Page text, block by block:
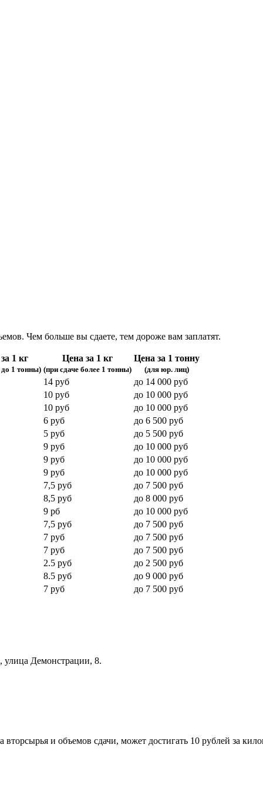
Чем больше вы сдаете, тем дороже вам заплатят.
1 кг
до 1 тонны)
Цена за 1 кг
(при сдаче более 1 тонны)
Цена за 1 тонну
(для юр. лиц)
14 руб
до 14 000 руб
10 руб
до 10 000 руб
10 руб
до 10 000 руб
6 руб
до 6 500 руб
5 руб
до 5 500 руб
9 руб
до 10 000 руб
9 руб
до 10 000 руб
9 руб
до 10 000 руб
7,5 руб
до 7 500 руб
8,5 руб
до 8 000 руб
9 рб
до 10 000 руб
7,5 руб
до 7 500 руб
7 руб
до 7 500 руб
7 руб
до 7 500 руб
2.5 руб
до 2 500 руб
8.5 руб
до 9 000 руб
7 руб
до 7 500 руб
улица Демонстрации, 8.
и объемов сдачи, может достигать 10 рублей за